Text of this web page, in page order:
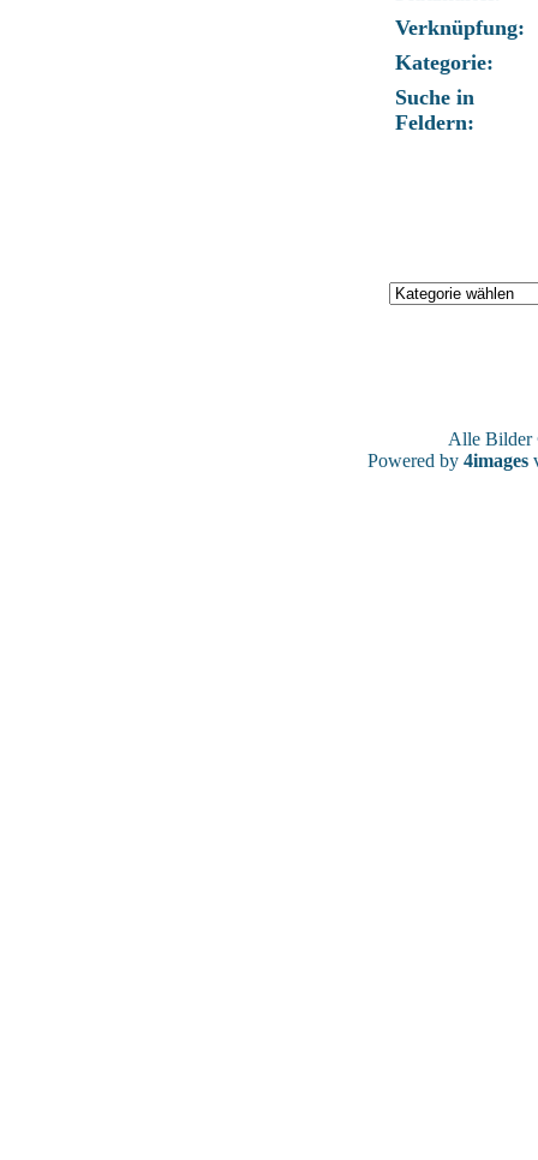
Verknüpfung:
Kategorie:
Suche in
Feldern:
Alle
Powered by 4images